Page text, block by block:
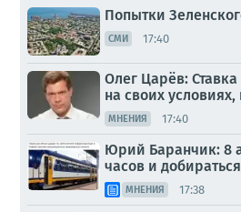
Попытки
СМИ 17:40
Олег Царёв:
на своих
МНЕНИЯ 17:40
Юрий Баранчик: 8
часов и
МНЕНИЯ 17:38